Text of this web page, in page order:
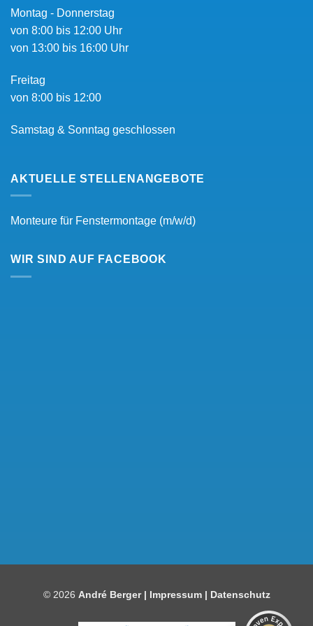
Montag - Donnerstag
von 8:00 bis 12:00 Uhr
von 13:00 bis 16:00 Uhr
Freitag
von 8:00 bis 12:00
Samstag & Sonntag geschlossen
AKTUELLE STELLENANGEBOTE
Monteure für Fenstermontage (m/w/d)
WIR SIND AUF FACEBOOK
© 2026 André Berger | Impressum| Datenschutz
Empfehlungen auf